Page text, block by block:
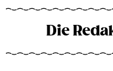
Die